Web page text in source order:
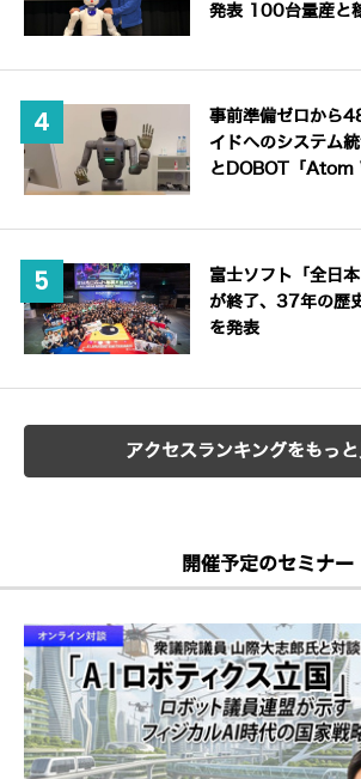
発表 100台量産と
事前準備ゼロから
イドへのシステム
とDOBOT「Atom
富士ソフト「全日
が終了、37年の歴
を発表
アクセスランキングをもっ
開催予定のセミナー